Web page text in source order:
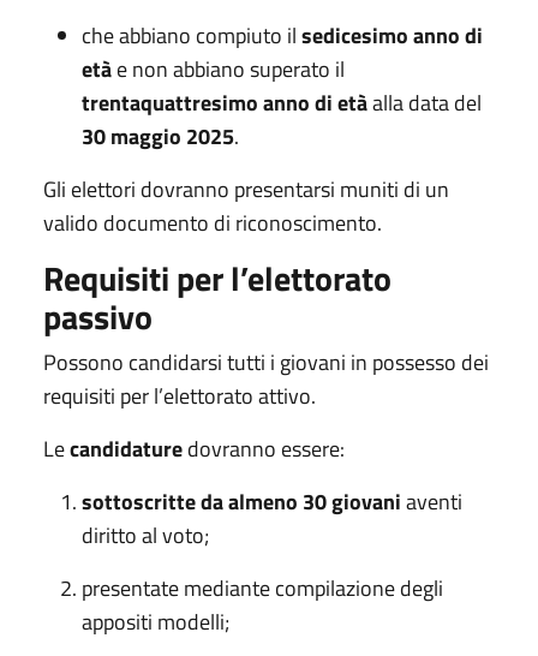
che abbiano compiuto ilsedicesimo anno di
etàe non abbiano superato il
trentaquattresimo anno di etàalla data del
30 maggio 2025.
Gli elettori dovranno presentarsi muniti di un
valido documento di riconoscimento.
Requisiti per l’elettorato
passivo
Possono candidarsi tutti i giovani in possesso dei
requisiti per l’elettorato attivo.
Lecandidaturedovranno essere:
sottoscritte da almeno 30 giovaniaventi
diritto al voto;
presentate mediante compilazione degli
appositi modelli;